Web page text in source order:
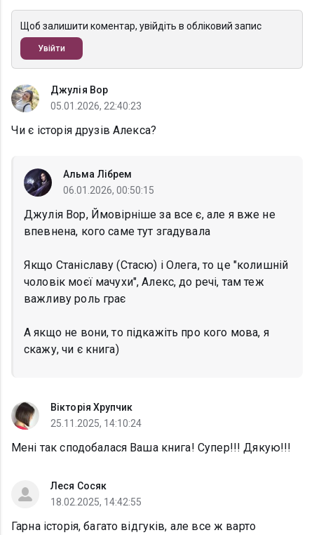
Щоб залишити коментар, увійдіть в обліковий запис
Увійти
Джулія Вор
05.01.2026, 22:40:23
Чи є історія друзів Алекса?
Альма Лібрем
06.01.2026, 00:50:15
Джулія Вор, Ймовірніше за все є, але я вже не
впевнена, кого саме тут згадувала
Якщо Станіславу (Стасю) і Олега, то це "колишній
чоловік моєї мачухи", Алекс, до речі, там теж
важливу роль грає
А якщо не вони, то підкажіть про кого мова, я
скажу, чи є книга)
Вікторія Хрупчик
25.11.2025, 14:10:24
Мені так сподобалася Ваша книга! Супер!!! Дякую!!!
Леся Сосяк
18.02.2025, 14:42:55
Гарна історія, багато відгуків, але все ж варто